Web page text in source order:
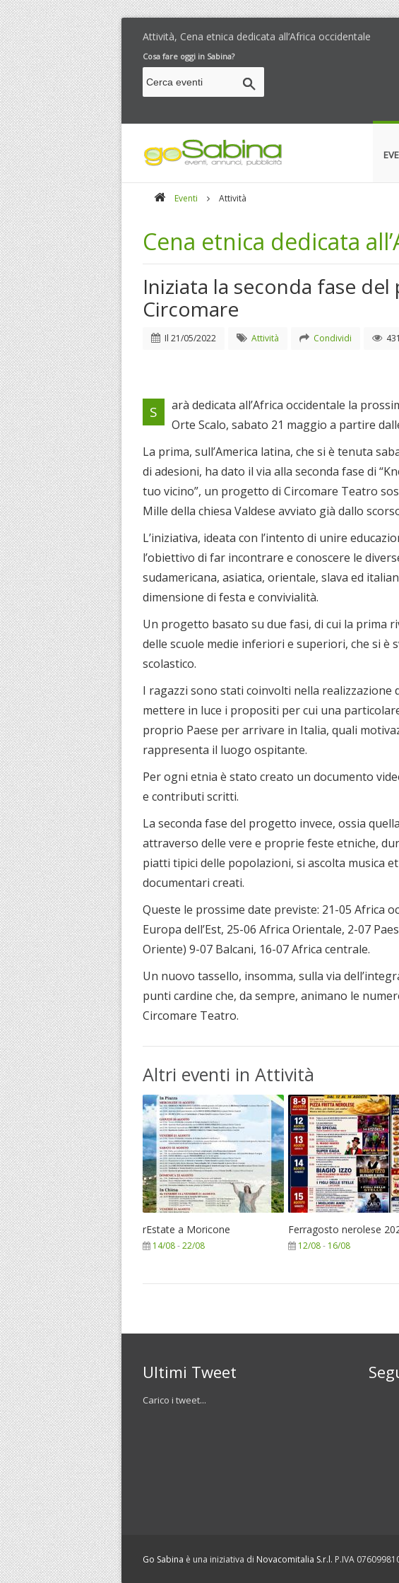
Attività, Cena etnica dedicata all’Africa occidentale
Cosa fare oggi in Sabina?
Eventi Attività
Cena etnica dedicata
Iniziata la seconda fase
Circomare
Il 21/05/2022 Attività Condividi
S
arà dedicata all’Africa occidentale la
Orte Scalo, sabato 21 maggio a partire
La prima, sull’America latina, che si è tenuta
di adesioni, ha dato il via alla seconda fase di
tuo vicino”, un progetto di Circomare Teatro
Mille della chiesa Valdese avviato già dallo
L’iniziativa, ideata con l’intento di unire
l’obiettivo di far incontrare e conoscere le
sudamericana, asiatica, orientale, slava ed
dimensione di festa e convivialità.
Un progetto basato su due fasi, di cui la prima
delle scuole medie inferiori e superiori, che si è
scolastico.
I ragazzi sono stati coinvolti nella realizzazione
mettere in luce i propositi per cui una
proprio Paese per arrivare in Italia, quali
rappresenta il luogo ospitante.
Per ogni etnia è stato creato un documento
e contributi scritti.
La seconda fase del progetto invece, ossia
attraverso delle vere e proprie feste etniche,
piatti tipici delle popolazioni, si ascolta musica
documentari creati.
Queste le prossime date previste: 21-05 Africa
Europa dell’Est, 25-06 Africa Orientale, 2-07
Oriente) 9-07 Balcani, 16-07 Africa centrale.
Un nuovo tassello, insomma, sulla via
punti cardine che, da sempre, animano le
Circomare Teatro.
Altri eventi in Attività
rEstate a Moricone
14/08-22/08
Ferragosto nerolese
12/08- 16/08
Ultimi Tweet
Carico i tweet...
Go Sabina è una iniziativa di Novacomitalia S.r.l. P.IVA